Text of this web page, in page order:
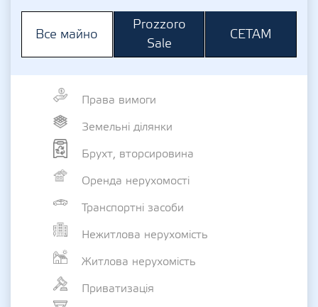
Все майно
Prozzoro
Sale
СЕТАМ
Права вимоги
Земельні ділянки
Брухт, вторсировина
Оренда нерухомості
Транспортні засоби
Нежитлова нерухомість
Житлова нерухомість
Приватизація